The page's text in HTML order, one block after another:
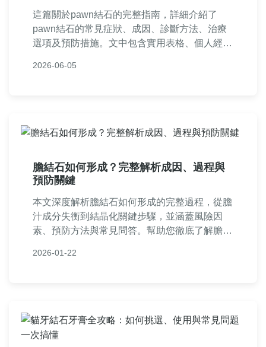
這篇關於pawn結石的完整指南，詳細介紹了
pawn結石的常見症狀、成因、診斷方法、治療
選項及預防措施。文中包含實用表格、個人經驗
並提供實用建議，避免復發。如果你正在尋找
2026-06-05
膽結石如何形成？完整解析成因、過程與
預防關鍵
本文深度解析膽結石如何形成的完整過程，從膽
汁成分失衡到結晶化關鍵步驟，並涵蓋風險因
素、預防方法與常見問答。幫助您徹底了解膽結
擾。內容基於醫學知識，語言淺顯易懂，適合一
2026-01-22